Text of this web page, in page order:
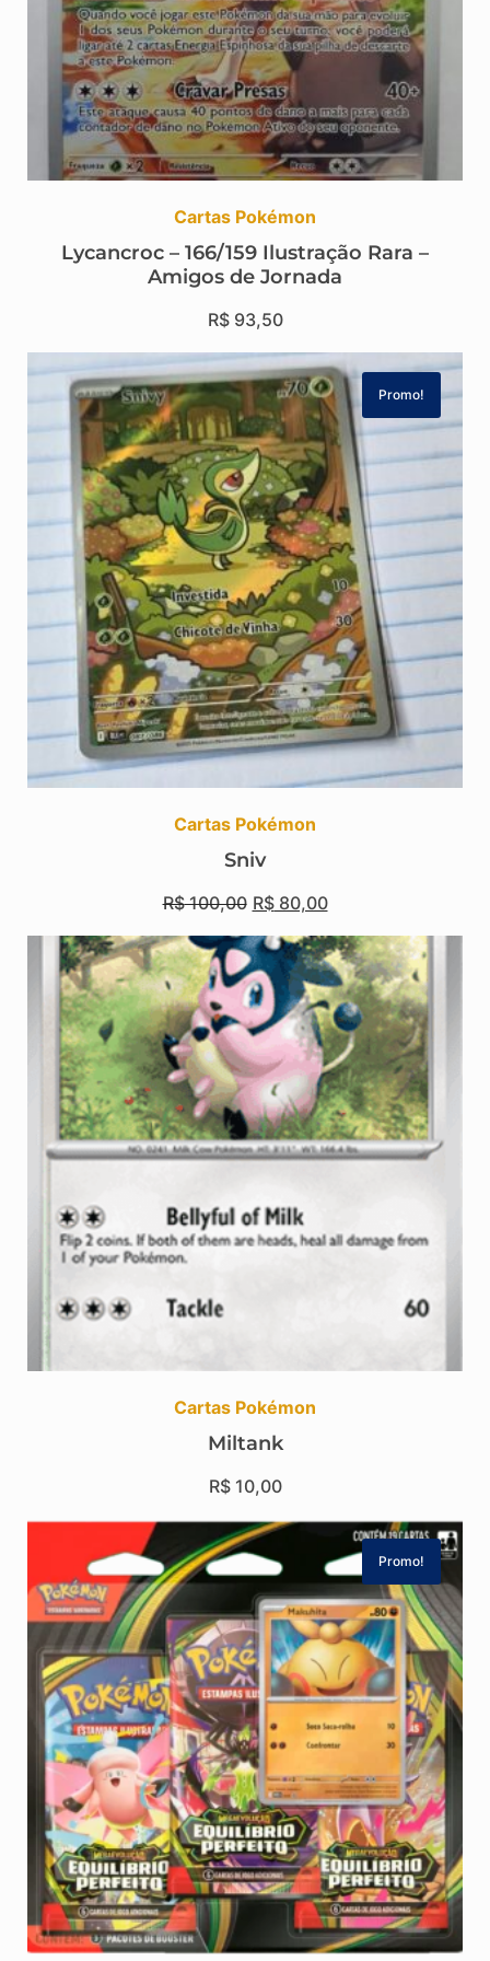
Cartas Pokémon
Lycancroc – 166/159 Ilustração Rara –
Amigos de Jornada
R$93,50
Promo!
Cartas Pokémon
Sniv
R$100,00 R$80,00
Cartas Pokémon
Miltank
R$10,00
Promo!